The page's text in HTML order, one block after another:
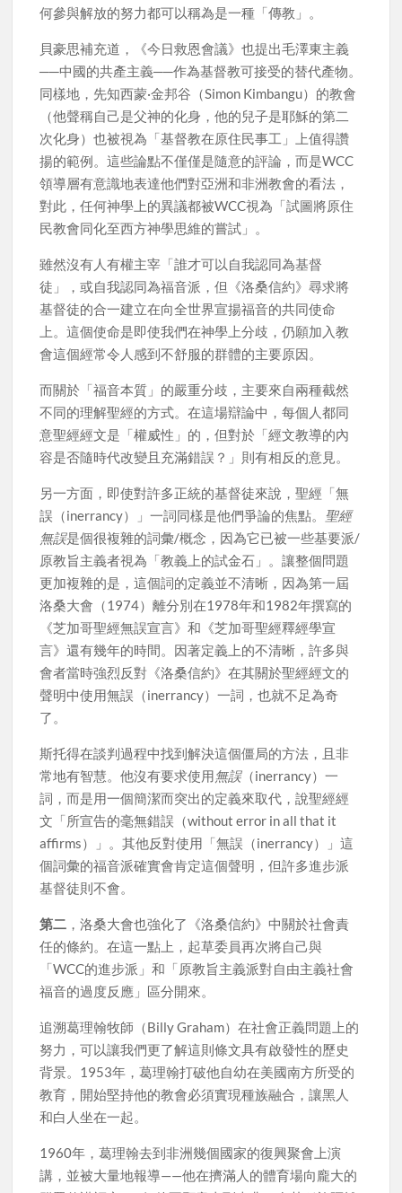
何參與解放的努力都可以稱為是一種「傳教」。
貝豪思補充道，《今日救恩會議》也提出毛澤東主義
──中國的共產主義──作為基督教可接受的替代產物。
同樣地，先知西蒙·金邦谷（Simon Kimbangu）的教會
（他聲稱自己是父神的化身，他的兒子是耶穌的第二
次化身）也被視為「基督教在原住民事工」上值得讚
揚的範例。這些論點不僅僅是隨意的評論，而是WCC
領導層有意識地表達他們對亞洲和非洲教會的看法，
對此，任何神學上的異議都被WCC視為「試圖將原住
民教會同化至西方神學思維的嘗試」。
雖然沒有人有權主宰「誰才可以自我認同為基督
徒」，或自我認同為福音派，但《洛桑信約》尋求將
基督徒的合一建立在向全世界宣揚福音的共同使命
上。這個使命是即使我們在神學上分歧，仍願加入教
會這個經常令人感到不舒服的群體的主要原因。
而關於「福音本質」的嚴重分歧，主要來自兩種截然
不同的理解聖經的方式。在這場辯論中，每個人都同
意聖經經文是「權威性」的，但對於「經文教導的內
容是否隨時代改變且充滿錯誤？」則有相反的意見。
另一方面，即使對許多正統的基督徒來說，聖經「無
誤（inerrancy）」一詞同樣是他們爭論的焦點。 聖經
無誤是個很複雜的詞彙/概念，因為它已被一些基要派/
原教旨主義者視為「教義上的試金石」。讓整個問題
更加複雜的是，這個詞的定義並不清晰，因為第一屆
洛桑大會（1974）離分別在1978年和1982年撰寫的
《芝加哥聖經無誤宣言》和《芝加哥聖經釋經學宣
言》還有幾年的時間。因著定義上的不清晰，許多與
會者當時強烈反對《洛桑信約》在其關於聖經經文的
聲明中使用無誤（inerrancy）一詞，也就不足為奇
了。
斯托得在談判過程中找到解決這個僵局的方法，且非
常地有智慧。他沒有要求使用無誤（inerrancy）一
詞，而是用一個簡潔而突出的定義來取代，說聖經經
文「所宣告的毫無錯誤（without error in all that it
affirms）」。其他反對使用「無誤（inerrancy）」這
個詞彙的福音派確實會肯定這個聲明，但許多進步派
基督徒則不會。
第二 ，洛桑大會也強化了《洛桑信約》中關於社會責
任的條約。在這一點上，起草委員再次將自己與
「WCC的進步派」和「原教旨主義派對自由主義社會
福音的過度反應」區分開來。
追溯葛理翰牧師（Billy Graham）在社會正義問題上的
努力，可以讓我們更了解這則條文具有啟發性的歷史
背景。1953年，葛理翰打破他自幼在美國南方所受的
教育，開始堅持他的教會必須實現種族融合，讓黑人
和白人坐在一起。
1960年，葛理翰去到非洲幾個國家的復興聚會上演
講，並被大量地報導——他在擠滿人的體育場向龐大的